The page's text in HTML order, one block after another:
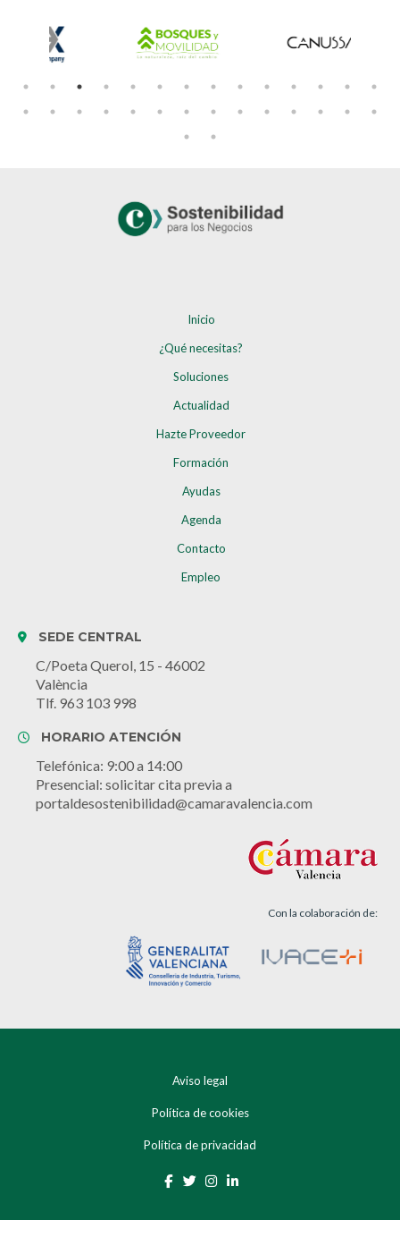
Inicio
¿Qué necesitas?
Soluciones
Actualidad
Hazte Proveedor
Formación
Ayudas
Agenda
Contacto
Empleo
SEDE CENTRAL
C/Poeta Querol, 15 - 46002
València
Tlf. 963 103 998
HORARIO ATENCIÓN
Telefónica: 9:00 a 14:00
Presencial: solicitar cita previa a
portaldesostenibilidad@camaravalencia.com
Con la colaboración de:
Aviso legal
Política de cookies
Política de privacidad